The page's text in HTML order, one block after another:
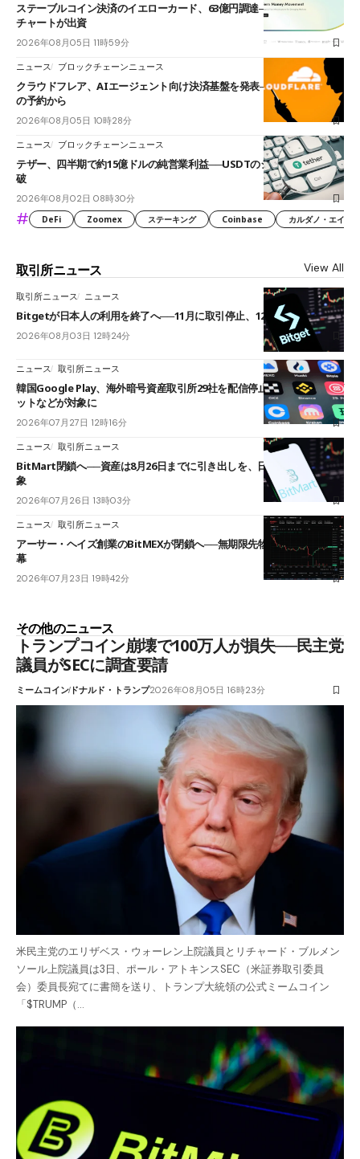
ステーブルコイン決済のイエローカード、63億円調達──ソニーやスタン
チャートが出資
2026年08月05日 11時59分
ニュース ブロックチェーンニュース
クラウドフレア、AIエージェント向け決済基盤を発表──まずハンドル名
の予約から
2026年08月05日 10時28分
ニュース ブロックチェーンニュース
テザー、四半期で約15億ドルの純営業利益──USDTのシェアは60%を突
破
2026年08月02日 08時30分
# DeFi Zoomex ステーキング Coinbase カルダノ・エイ
取引所ニュース View All
取引所ニュース ニュース
Bitgetが日本人の利用を終了へ──11月に取引停止、12月末に強制決済
2026年08月03日 12時24分
ニュース 取引所ニュース
韓国Google Play、海外暗号資産取引所29社を配信停止──OKXやバイビ
ットなどが対象に
2026年07月27日 12時16分
ニュース 取引所ニュース
BitMart閉鎖へ──資産は8月26日までに引き出しを、日本人利用者も対
象
2026年07月26日 13時03分
ニュース 取引所ニュース
アーサー・ヘイズ創業のBitMEXが閉鎖へ──無期限先物を生んだ11年に
幕
2026年07月23日 19時42分
その他のニュース
トランプコイン崩壊で100万人が損失──民主党
議員がSECに調査要請
ミームコインドナルド・トランプ2026年08月05日 16時23分
米民主党のエリザベス・ウォーレン上院議員とリチャード・ブルメン
ソール上院議員は3日、ポール・アトキンスSEC（米証券取引委員
会）委員長宛てに書簡を送り、トランプ大統領の公式ミームコイン
「$TRUMP（…